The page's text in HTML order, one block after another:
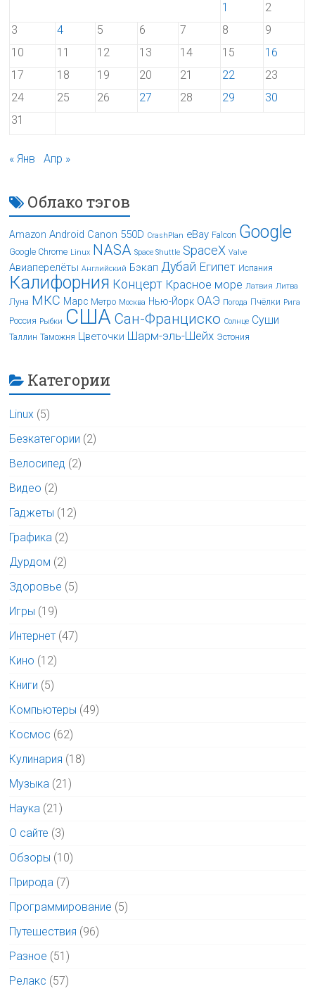
1
2
3
4 5 6 7 8
9
10
11 12 13 14 15
16
17
18 19 20 21 22
23
24
25 26 27 28 29
30
31
« Янв Апр »
Облако тэгов
Amazon Android Canon 550D CrashPlan eBay Falcon Google
Google Chrome Linux NASA Space Shuttle SpaceX Valve
Авиаперелёты Английский Бэкап Дубай Египет Испания
Калифорния Концерт Красное море Латвия Литва
Луна МКС Марс Метро Москва Нью-Йорк ОАЭ Погода Пчёлки Рига
Россия Рыбки США Сан-Франциско Солнце Суши
Таллин Таможня Цветочки Шарм-эль-Шейх Эстония
Категории
Linux (5)
Безкатегории (2)
Велосипед (2)
Видео (2)
Гаджеты (12)
Графика (2)
Дурдом (2)
Здоровье (5)
Игры (19)
Интернет (47)
Кино (12)
Книги (5)
Компьютеры (49)
Космос (62)
Кулинария (18)
Музыка (21)
Наука (21)
О сайте (3)
Обзоры (10)
Природа (7)
Программирование (5)
Путешествия (96)
Разное (51)
Релакс (57)